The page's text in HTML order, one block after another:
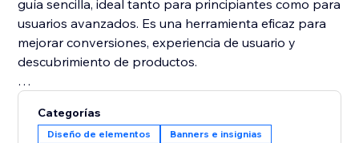
guía sencilla, ideal tanto para principiantes como para
usuarios avanzados. Es una herramienta eficaz para
mejorar conversiones, experiencia de usuario y
descubrimiento de productos.
incentivo de venta.
Categorías
Diseño de elementos Banners e insignias